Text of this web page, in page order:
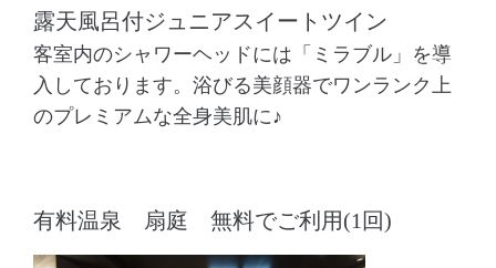
露天風呂付ジュニアスイートツイン
客室内のシャワーヘッドには「ミラブル」を導
入しております。浴びる美顔器でワンランク上
のプレミアムな全身美肌に♪
有料温泉 扇庭 無料でご利用(1回)